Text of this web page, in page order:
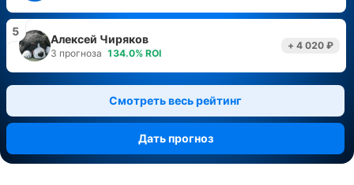
5
Алексей Чиряков
3 прогноза 134.0% ROI
+ 4 020 ₽
Смотреть весь рейтинг
Дать прогноз